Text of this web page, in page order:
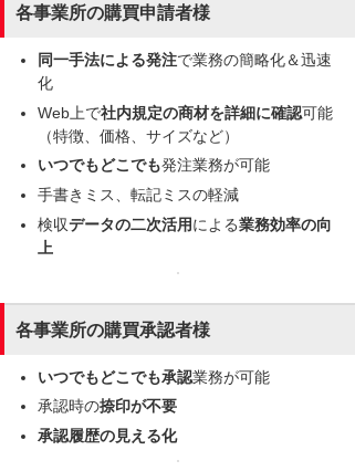
各事業所の購買申請者様
同一手法による発注で業務の簡略化＆迅速
化
Web上で社内規定の商材を詳細に確認可能
（特徴、価格、サイズなど）
いつでもどこでも発注業務が可能
手書きミス、転記ミスの軽減
検収データの二次活用による業務効率の向
上
各事業所の購買承認者様
いつでもどこでも承認業務が可能
承認時の捺印が不要
承認履歴の見える化